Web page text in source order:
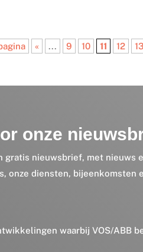
« ... 9 10 11 12 13
onze
gratis nieuwsbrief, met nieuws
onze diensten, bijeenkomsten
waarbij VOS/ABB